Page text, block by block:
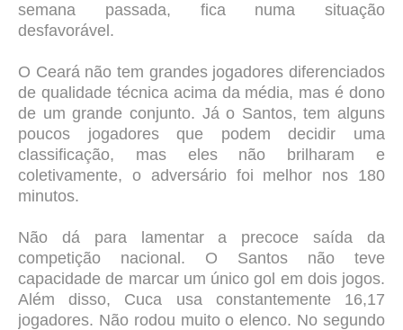
semana passada, fica numa situação
desfavorável.
O Ceará não tem grandes jogadores diferenciados
de qualidade técnica acima da média, mas é dono
de um grande conjunto. Já o Santos, tem alguns
poucos jogadores que podem decidir uma
classificação, mas eles não brilharam e
coletivamente, o adversário foi melhor nos 180
minutos.
Não dá para lamentar a precoce saída da
competição nacional. O Santos não teve
capacidade de marcar um único gol em dois jogos.
Além disso, Cuca usa constantemente 16,17
jogadores. Não rodou muito o elenco. No segundo